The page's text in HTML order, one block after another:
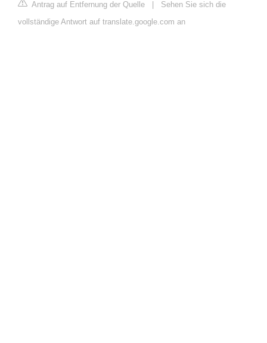
Antrag auf Entfernung der Quelle | Sehen Sie sich die
vollständige Antwort auf translate.google.com an